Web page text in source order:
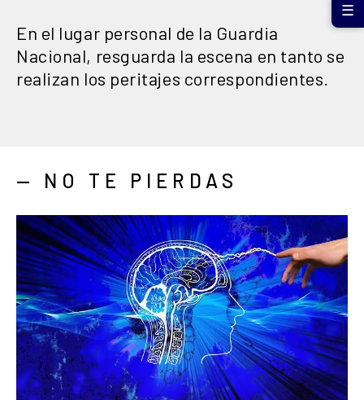
En el lugar personal de la Guardia
Nacional, resguarda la escena en tanto se
realizan los peritajes correspondientes.
— NO TE PIERDAS
☰